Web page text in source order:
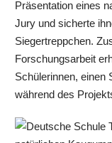
Präsentation eines
Jury und sicherte
Siegertreppchen.
Forschungsarbeit
Schülerinnen, einen
während des